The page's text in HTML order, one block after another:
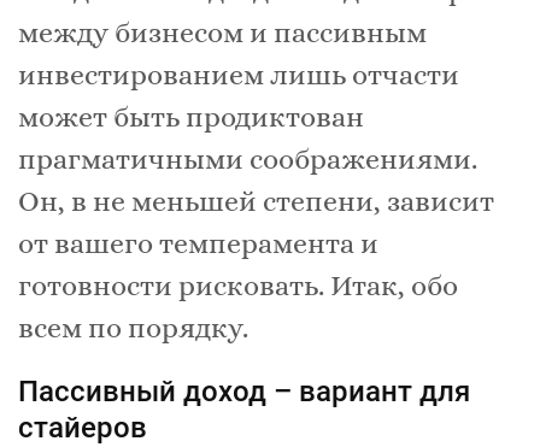
между бизнесом и пассивным
инвестированием лишь отчасти
может быть продиктован
прагматичными соображениями.
Он, в не меньшей степени, зависит
от вашего темперамента и
готовности рисковать. Итак, обо
всем по порядку.
Пассивный доход – вариант для
стайеров